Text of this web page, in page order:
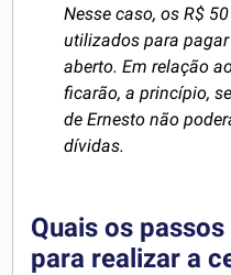
Nesse caso, os R$
utilizados para
aberto. Em relação
ficarão, a princípio,
de Ernesto não
dívidas.
Quais os
para realizar a